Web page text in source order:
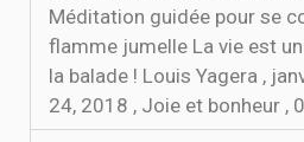
Méditation guidée pour se
flamme jumelle La vie est
la balade ! Louis Yagera ,
24, 2018 , Joie et bonheur , 0